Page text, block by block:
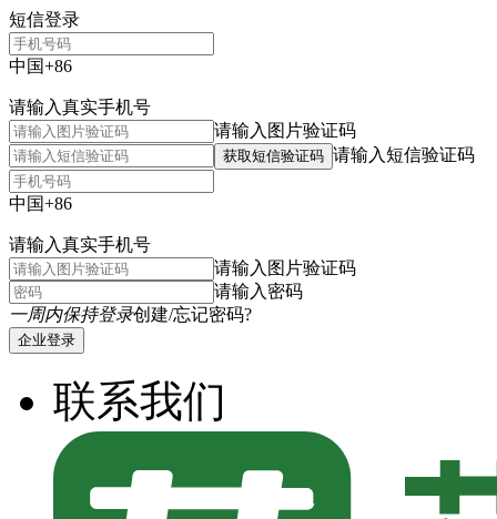
短信登录
中国+86
请输入真实手机号
请输入图片验证码
获取短信验证码 请输入短信验证码
中国+86
请输入真实手机号
请输入图片验证码
请输入密码
一周内保持登录创建/忘记密码?
企业登录
联系我们